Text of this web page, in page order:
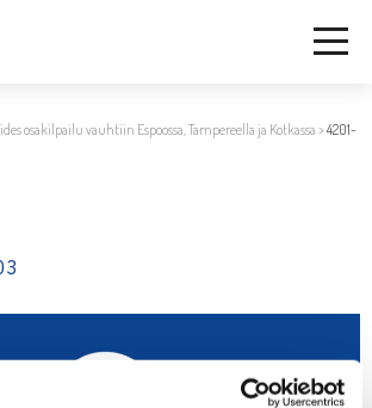
osakilpailu vauhtiin Espoossa, Tampereella ja Kotkassa >4201-